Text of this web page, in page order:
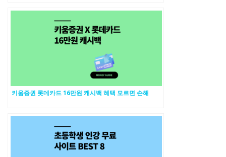
키움증권 롯데카드 16만원 캐시백 혜택 모르면 손해